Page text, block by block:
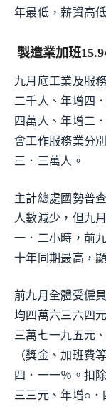
年最低，薪資高
製造業加班
九月底工業及服
二千人、年增四
四萬人、年增二
會工作服務業分
三．三萬人。
主計總處國勢普
人數減少，但九
一．二小時，前
十年同期最高，
前九月全體受僱
均四萬六三六四
三萬七一九五元
（獎金、加班費
四．一一％。扣
三三元、年增○．